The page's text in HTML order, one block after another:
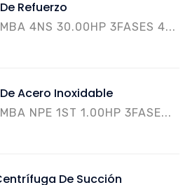
Refuerzo
4NS 30.00HP 3FASES 4...
Acero Inoxidable
NPE 1ST 1.00HP 3FASE...
De Succión